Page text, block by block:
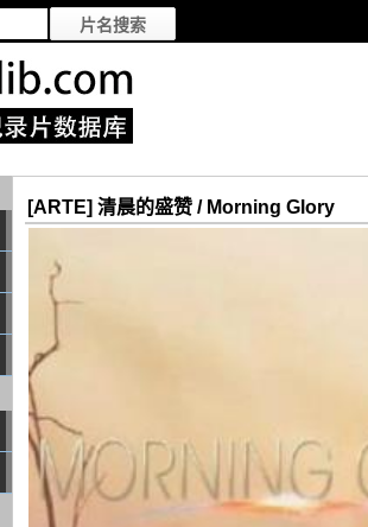
[ARTE] 清晨的盛赞 / Morning Glory